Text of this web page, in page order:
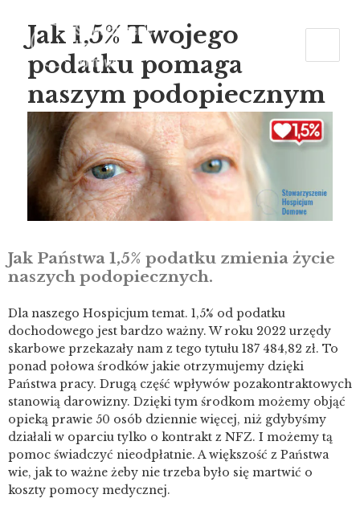
Jak 1,5% Twojego
podatku pomaga
naszym podopiecznym
Jak Państwa 1,5% podatku zmienia życie
naszych podopiecznych.
Dla naszego Hospicjum temat. 1,5% od podatku
dochodowego jest bardzo ważny. W roku 2022 urzędy
skarbowe przekazały nam z tego tytułu 187 484,82 zł. To
ponad połowa środków jakie otrzymujemy dzięki
Państwa pracy. Drugą część wpływów pozakontraktowych
stanowią darowizny. Dzięki tym środkom możemy objąć
opieką prawie 50 osób dziennie więcej, niż gdybyśmy
działali w oparciu tylko o kontrakt z NFZ. I możemy tą
pomoc świadczyć nieodpłatnie. A większość z Państwa
wie, jak to ważne żeby nie trzeba było się martwić o
koszty pomocy medycznej.